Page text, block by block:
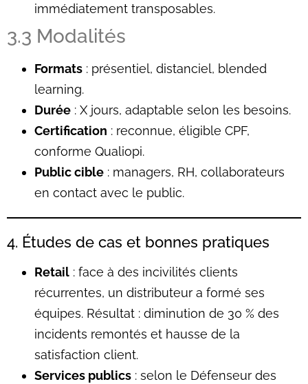
immédiatement transposables.
3.3 Modalités
Formats : présentiel, distanciel, blended
learning.
Durée : X jours, adaptable selon les besoins.
Certification : reconnue, éligible CPF,
conforme Qualiopi.
Public cible : managers, RH, collaborateurs
en contact avec le public.
4. Études de cas et bonnes pratiques
Retail : face à des incivilités clients
récurrentes, un distributeur a formé ses
équipes. Résultat : diminution de 30 % des
incidents remontés et hausse de la
satisfaction client.
Services publics : selon le Défenseur des